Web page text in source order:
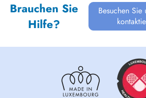
fatigue chronique ou de pert...
Brauchen Sie
Hilfe?
Besuchen